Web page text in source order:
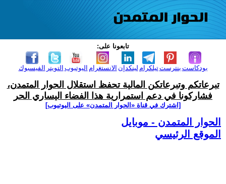
تابعونا على:
الفيسبوك التويتر اليوتيوب الانستغرام لينكدإن تيلكرامبنترست بودكاست
تبرعاتكم وتبرعاتكن المالية تحفظ استقلال الحوار المتمدن،
فشاركونا في دعم استمرارية هذا الفضاء اليساري الحر
[اشترك في قناة ‫«الحوار المتمدن» على اليوتيوب]
الحوار المتمدن - موبايل
الموقع الرئيسي